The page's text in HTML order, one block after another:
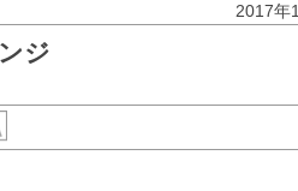
2017年
ジ